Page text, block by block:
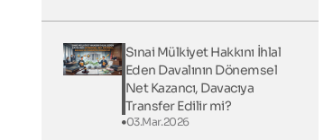
Sınai Mülkiyet Hakkını İhlal
Eden Davalının Dönemsel
Net Kazancı, Davacıya
Transfer Edilir mi?
03.Mar.2026